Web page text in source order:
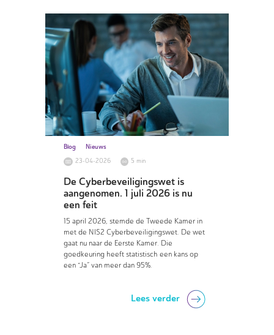
Blog
Nieuws
23-04-2026
5 min
De Cyberbeveiligingswet is
aangenomen. 1 juli 2026 is nu
een feit
15 april 2026, stemde de Tweede Kamer in
met de NIS2 Cyberbeveiligingswet. De wet
gaat nu naar de Eerste Kamer. Die
goedkeuring heeft statistisch een kans op
een “Ja” van meer dan 95%.
Lees verder